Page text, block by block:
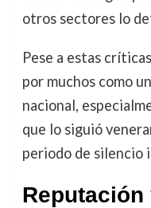
otros sectores lo
Pese a estas
por muchos como
nacional,
que lo siguió
periodo de silencio